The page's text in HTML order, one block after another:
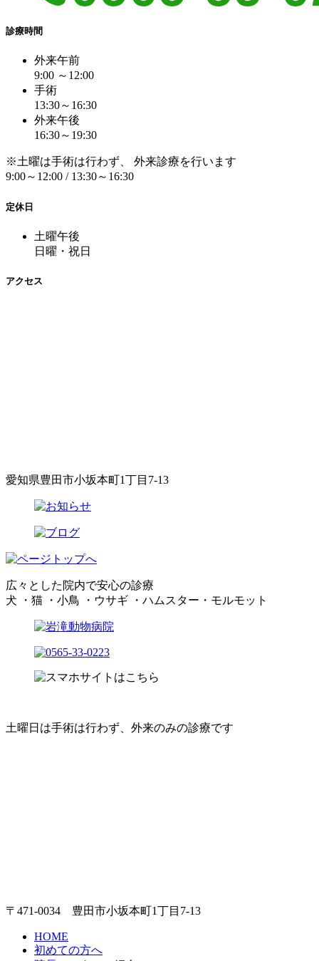
診療時間
外来午前
9:00 ～12:00
手術
13:30～16:30
外来午後
16:30～19:30
※土曜は手術は行わず、 外来診療を行います
9:00～12:00 / 13:30～16:30
定休日
土曜午後
日曜・祝日
アクセス
愛知県豊田市小坂本町1丁目7-13
広々とした院内で安心の診療
犬 ・猫 ・小鳥 ・ウサギ ・ハムスター・モルモット
土曜日は手術は行わず、外来のみの診療です
〒471-0034 豊田市小坂本町1丁目7-13
HOME
初めての方へ